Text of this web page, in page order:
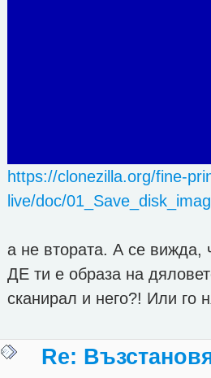
https://clonezilla.org/fine-
live/doc/
а не втората. А се вижда,
ДЕ ти е образа на
сканирал и него?! Или го
Re: